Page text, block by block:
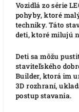
Vozidlá zo série
pohyby, ktoré
techniky. Táto
deti, ktoré milujú
Deti sa môžu
staviteľského
Builder, ktorá im
3D rozhraní,
postup stavania.